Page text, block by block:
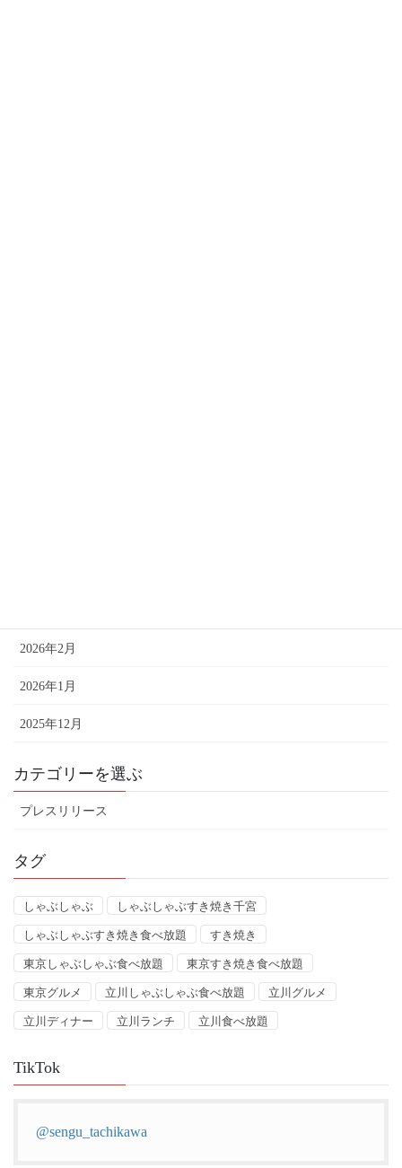
2026年2月
2026年1月
2025年12月
カテゴリーを選ぶ
プレスリリース
タグ
しゃぶしゃぶ しゃぶしゃぶすき焼き千宮
しゃぶしゃぶすき焼き食べ放題 すき焼き
東京しゃぶしゃぶ食べ放題 東京すき焼き食べ放題
東京グルメ 立川しゃぶしゃぶ食べ放題 立川グルメ
立川ディナー 立川ランチ 立川食べ放題
TikTok
@sengu_tachikawa